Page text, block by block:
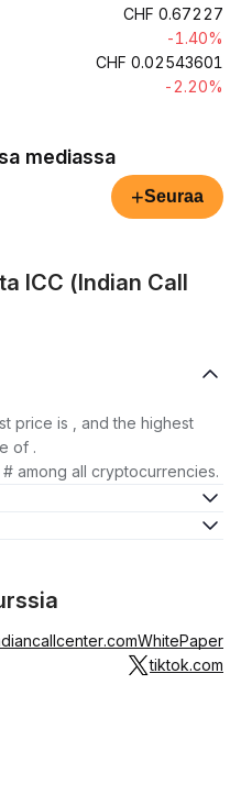
CHF 0.67227
-1.40%
CHF 0.02543601
-2.20%
mediassa
+Seuraa
ICC (Indian Call
price is , and the highest
of .
among all cryptocurrencies.
WhitePaper
tiktok.com